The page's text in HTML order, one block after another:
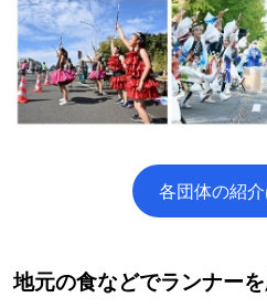
各団体の紹
地元の食などでランナー